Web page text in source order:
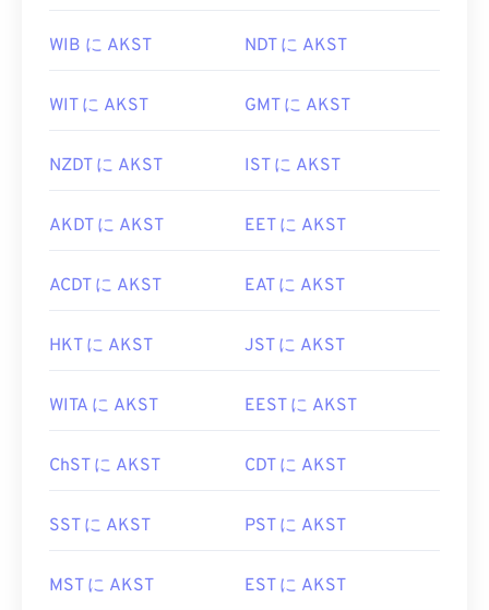
WIB に AKST NDT に AKST
WIT に AKST GMT に AKST
NZDT に AKST IST に AKST
AKDT に AKST EET に AKST
ACDT に AKST EAT に AKST
HKT に AKST JST に AKST
WITA に AKST EEST に AKST
ChST に AKST CDT に AKST
SST に AKST PST に AKST
MST に AKST EST に AKST